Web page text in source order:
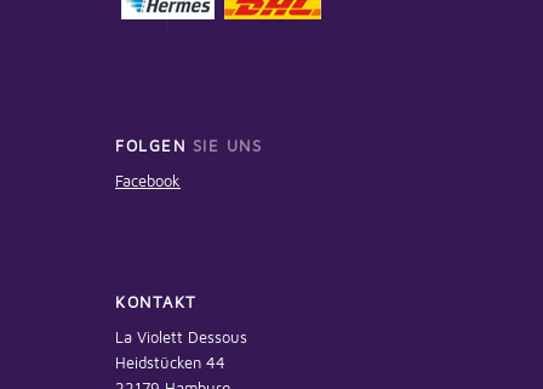
FOLGEN SIE UNS
Facebook
KONTAKT
La Violett Dessous
Heidstücken 44